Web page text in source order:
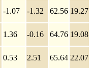
-1.07 -1.32 62.56 19.27
1.36 -0.16 64.76 19.08
0.53 2.51 65.64 22.07